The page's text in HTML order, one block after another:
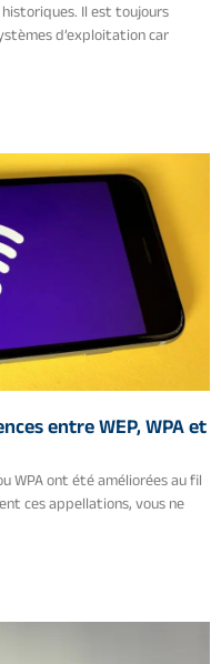
Il est toujours
d’exploitation car
entre WEP, WPA et
WPA ont été améliorées au fil
ces appellations, vous ne